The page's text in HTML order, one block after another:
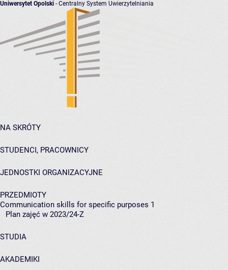
Uniwersytet Opolski - Centralny System Uwierzytelniania
NA SKRÓTY
STUDENCI, PRACOWNICY
JEDNOSTKI ORGANIZACYJNE
PRZEDMIOTY
Communication skills for specific purposes 1
Plan zajęć w 2023/24-Z
STUDIA
AKADEMIKI